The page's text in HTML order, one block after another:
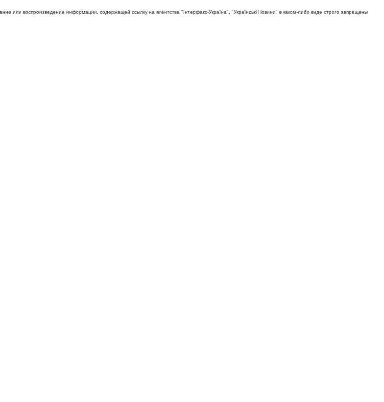
или воспроизведение информации, содержащей ссылку на агентства "Iнтерфакс-Україна", "Українськi Новини" в каком-либо виде строго запрещены